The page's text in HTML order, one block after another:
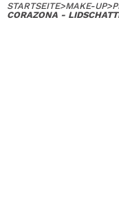
STARTSEITE>MAKE-UP>
CORAZONA -